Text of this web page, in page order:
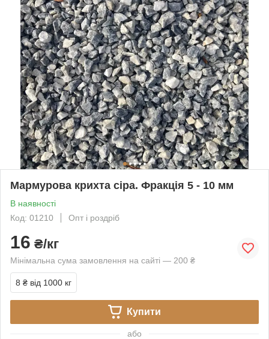
Мармурова крихта сіра. Фракція 5 - 10 мм
В наявності
Код: 01210
Опт і роздріб
16 ₴/кг
Мінімальна сума замовлення на сайті — 200 ₴
8 ₴ від 1000 кг
Купити
або